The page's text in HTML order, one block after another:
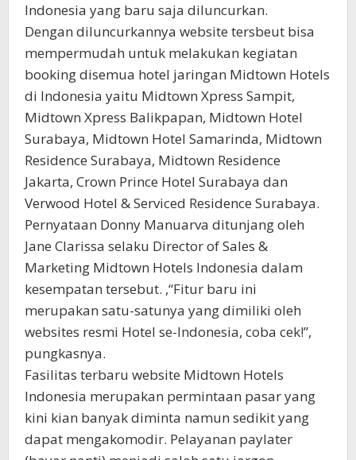
Indonesia yang baru saja diluncurkan.
Dengan diluncurkannya website tersbeut bisa
mempermudah untuk melakukan kegiatan
booking disemua hotel jaringan Midtown Hotels
di Indonesia yaitu Midtown Xpress Sampit,
Midtown Xpress Balikpapan, Midtown Hotel
Surabaya, Midtown Hotel Samarinda, Midtown
Residence Surabaya, Midtown Residence
Jakarta, Crown Prince Hotel Surabaya dan
Verwood Hotel & Serviced Residence Surabaya.
Pernyataan Donny Manuarva ditunjang oleh
Jane Clarissa selaku Director of Sales &
Marketing Midtown Hotels Indonesia dalam
kesempatan tersebut. ,“Fitur baru ini
merupakan satu-satunya yang dimiliki oleh
websites resmi Hotel se-Indonesia, coba cek!”,
pungkasnya.
Fasilitas terbaru website Midtown Hotels
Indonesia merupakan permintaan pasar yang
kini kian banyak diminta namun sedikit yang
dapat mengakomodir. Pelayanan paylater